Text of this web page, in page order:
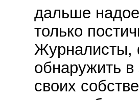
дальше
только
Журналисты,
обнаружить
своих